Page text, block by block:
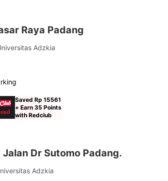
Raya Padang
Adzkia
Saved Rp 15561
+ Earn 35 Points
with Redclub
Dr Sutomo Padang.
Adzkia